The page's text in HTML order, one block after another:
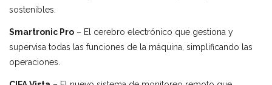
sostenibles.
Smartronic Pro – El cerebro electrónico que gestiona y
supervisa todas las funciones de la máquina, simplificando las
operaciones.